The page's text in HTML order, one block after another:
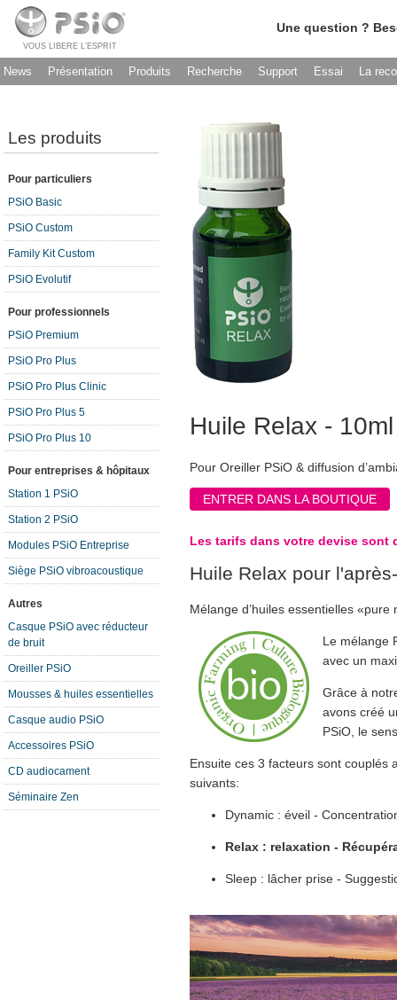
VOUS LIBERE L’ESPRIT
Une question ?
News Présentation Produits Recherche Support Essai La
Les produits
Pour particuliers
PSiO Basic
PSiO Custom
Family Kit Custom
PSiO Evolutif
Pour professionnels
PSiO Premium
PSiO Pro Plus
PSiO Pro Plus Clinic
PSiO Pro Plus 5
PSiO Pro Plus 10
Pour entreprises & hôpitaux
Station 1 PSiO
Station 2 PSiO
Modules PSiO Entreprise
Siège PSiO vibroacoustique
Autres
Casque PSiO avec réducteur
de bruit
Oreiller PSiO
Mousses & huiles essentielles
Casque audio PSiO
Accessoires PSiO
CD audiocament
Séminaire Zen
Huile Relax - 10ml
Pour Oreiller PSiO & diffusion
ENTRER DANS LA BOUTIQUE
Les tarifs dans votre devise sont
Huile Relax pour
Mélange d’huiles essentielles
Le mélange
avec un
Grâce à
avons créé
PSiO, le
Ensuite ces 3 facteurs sont couplés
suivants:
Dynamic : éveil -
Relax : relaxation -
Sleep : lâcher prise -